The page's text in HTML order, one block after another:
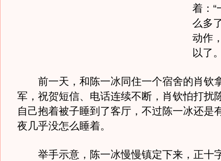
着：“
么多
动作
以了
前一天，和陈一冰同住一个宿舍的肖钦
军，祝贺短信、电话连续不断，肖钦怕打扰
自己抱着被子睡到了客厅，不过陈一冰还是
夜几乎没怎么睡着。
举手示意，陈一冰慢慢镇定下来，正十